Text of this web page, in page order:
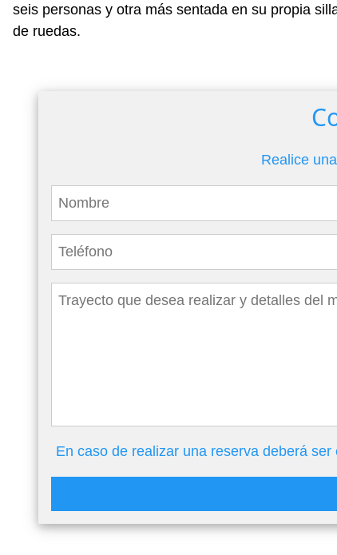
seis personas y otra más sentada en su propia
de ruedas.
Realice
En caso de realizar una reserva deberá